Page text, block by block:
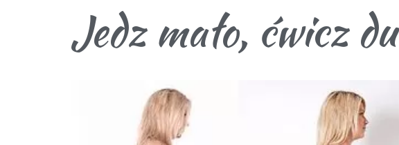
Jedz mało, ćwicz